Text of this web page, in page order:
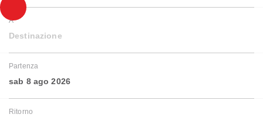
A
Destinazione
Partenza
sab 8 ago 2026
Ritorno